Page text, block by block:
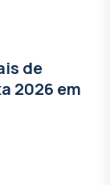
de
2026 em